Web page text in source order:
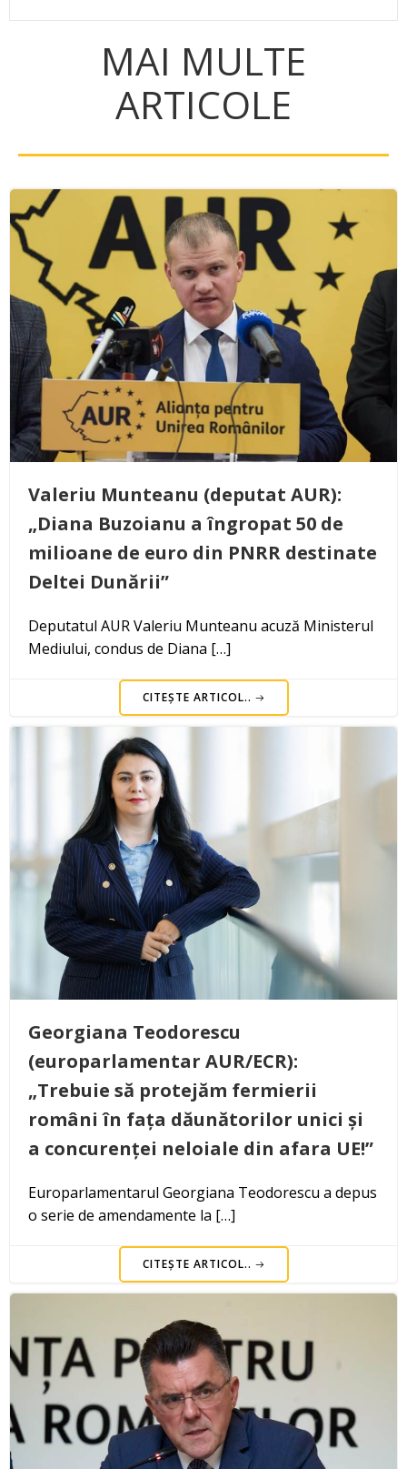
MAI MULTE
ARTICOLE
Valeriu Munteanu (deputat AUR):
„Diana Buzoianu a îngropat 50 de
milioane de euro din PNRR destinate
Deltei Dunării”
Deputatul AUR Valeriu Munteanu acuză Ministerul
Mediului, condus de Diana […]
CITEȘTE ARTICOL..
Georgiana Teodorescu
(europarlamentar AUR/ECR):
„Trebuie să protejăm fermierii
români în fața dăunătorilor unici și
a concurenței neloiale din afara UE!”
Europarlamentarul Georgiana Teodorescu a depus
o serie de amendamente la […]
CITEȘTE ARTICOL..